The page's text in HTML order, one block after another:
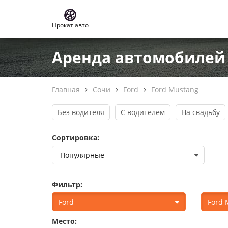
Прокат авто
Аренда автомобилей
Главная Сочи Ford Ford Mustang
Без водителя С водителем На свадьбу
Сортировка:
Фильтр:
Ford
Ford
Место: